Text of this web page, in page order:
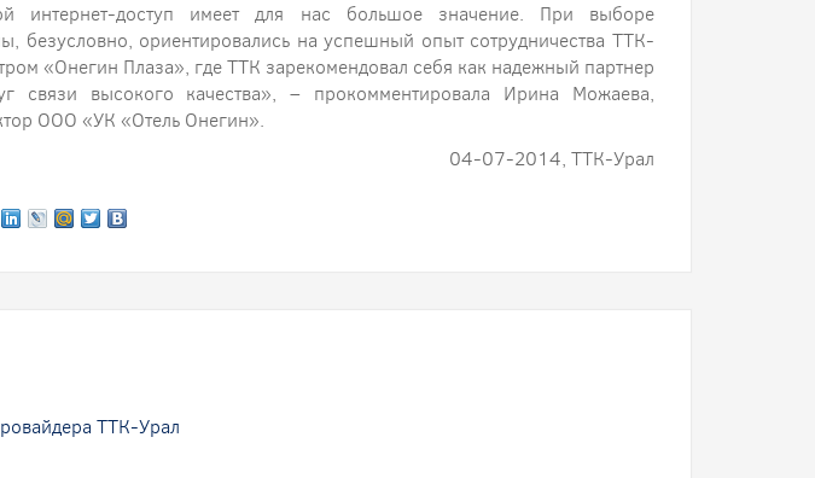
интернет-доступ имеет для нас большое значение. При выборе
безусловно, ориентировались на успешный опыт сотрудничества ТТК-
«Онегин Плаза», где ТТК зарекомендовал себя как надежный партнер
связи высокого качества», – прокомментировала Ирина Можаева,
ООО «УК «Отель Онегин».
04-07-2014, ТТК-Урал
ТТК-Урал